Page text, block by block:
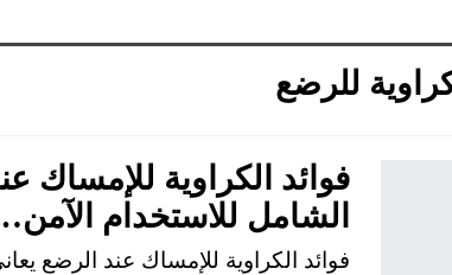
للرضع
فوائد الكراوية للإمساك
الشامل للاستخدام
فوائد الكراوية للإمساك عند الرضع